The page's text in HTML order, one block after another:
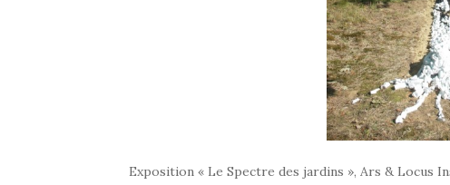
Exposition « Le Spectre des jardins », Ars & Locus